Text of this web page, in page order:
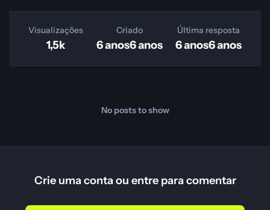
Visualizações
1,5k
Criado
6 anos6 anos
Última resposta
6 anos6 anos
No posts to show
Crie uma conta ou entre para comentar